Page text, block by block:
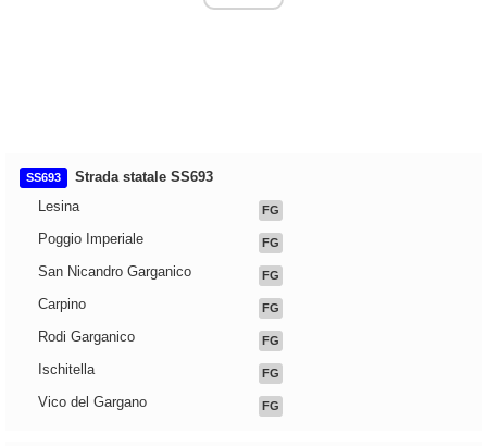
SS693
Strada statale SS693
Lesina
FG
Poggio Imperiale FG
San Nicandro Garganico FG
Carpino FG
Rodi Garganico FG
Ischitella FG
Vico del Gargano FG